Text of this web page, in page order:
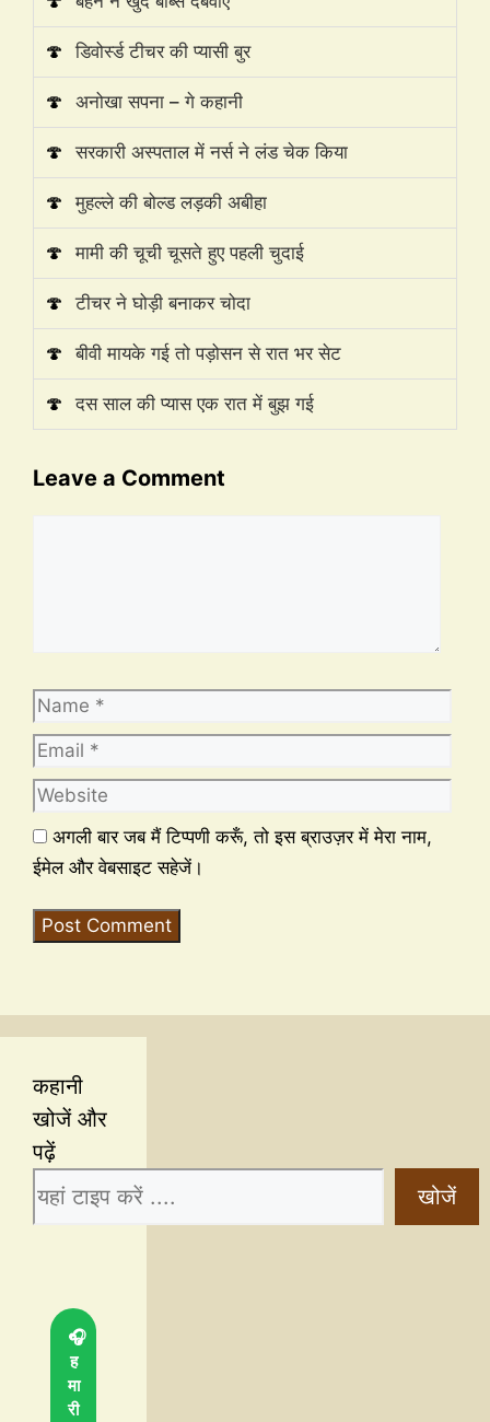
🍄 डिवोर्स्ड टीचर की प्यासी बुर
🍄 अनोखा सपना – गे कहानी
🍄 सरकारी अस्पताल में नर्स ने लंड चेक किया
🍄 मुहल्ले की बोल्ड लड़की अबीहा
🍄 मामी की चूची चूसते हुए पहली चुदाई
🍄 टीचर ने घोड़ी बनाकर चोदा
🍄 बीवी मायके गई तो पड़ोसन से रात भर सेट
🍄 दस साल की प्यास एक रात में बुझ गई
Leave a Comment
अगली बार जब मैं टिप्पणी करूँ, तो इस ब्राउज़र में मेरा नाम,
ईमेल और वेबसाइट सहेजें।
कहानी
खोजें और
पढ़ें
खोजें
🎧
ह
मा
री